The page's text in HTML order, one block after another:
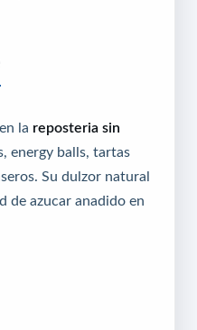
la reposteria sin
energy balls, tartas
Su dulzor natural
de azucar anadido en